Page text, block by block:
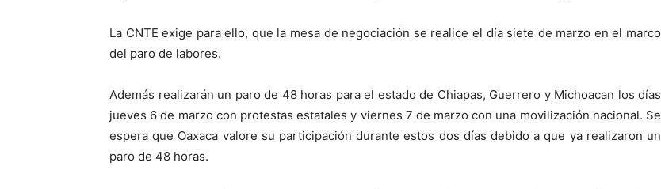
La CNTE exige para ello, que la mesa de negociación se realice el día siete de marzo en el marco
del paro de labores.
Además realizarán un paro de 48 horas para el estado de Chiapas, Guerrero y Michoacan los días
jueves 6 de marzo con protestas estatales y viernes 7 de marzo con una movilización nacional. Se
espera que Oaxaca valore su participación durante estos dos días debido a que ya realizaron un
paro de 48 horas.